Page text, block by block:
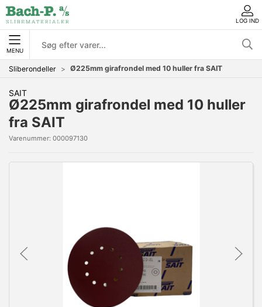
LOG IND
MENU
Sliberondeller Ø225mm girafrondel med 10 huller fra SAIT
SAIT
Ø225mm girafrondel med 10 huller
fra SAIT
Varenummer: 000097130